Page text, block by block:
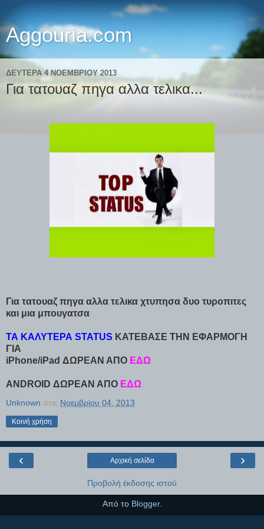
Aggouria.com
ΔΕΥΤΈΡΑ 4 ΝΟΕΜΒΡΊΟΥ 2013
Για τατουαζ πηγα αλλα τελικα...
Για τατουαζ πηγα αλλα τελικα χτυπησα δυο τυροπιτες
και μια μπουγατσα
ΤΑ ΚΑΛΥΤΕΡΑ STATUS ΚΑΤΕΒΑΣΕ ΤΗΝ ΕΦΑΡΜΟΓΗ
ΓΙΑ
iPhone/iPad ΔΩΡΕΑΝ ΑΠΟ ΕΔΩ
ANDROID ΔΩΡΕΑΝ ΑΠΟ ΕΔΩ
Unknown στις Νοεμβρίου 04, 2013
Κοινή χρήση
‹ ›
Αρχική σελίδα
Προβολή έκδοσης ιστού
Από το Blogger.